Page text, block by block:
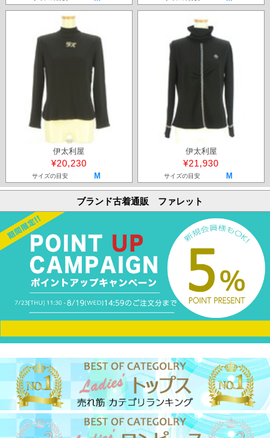
伊太利屋
¥20,230
サイズの目安 M
伊太利屋
¥21,930
サイズの目安 M
ブランド古着通販 ファレット